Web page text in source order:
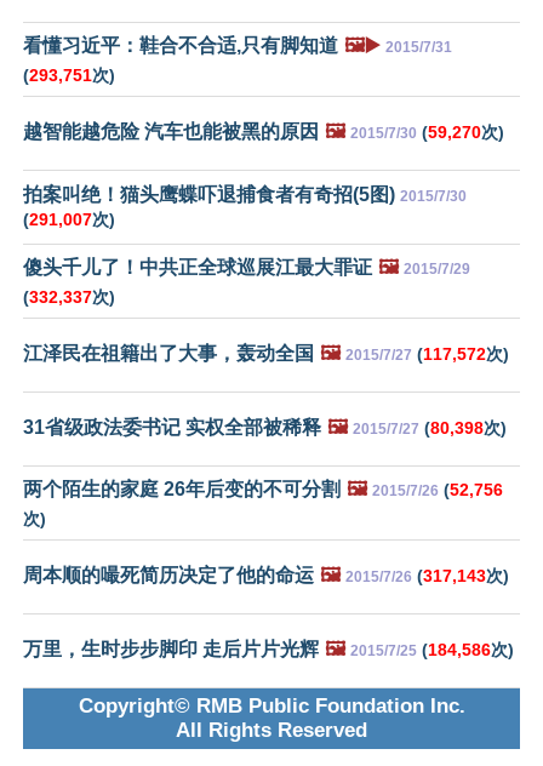
看懂习近平：鞋合不合适,只有脚知道 🖼️▶️ 2015/7/31
(293,751次)
越智能越危险 汽车也能被黑的原因 🖼️ 2015/7/30 (59,270次)
拍案叫绝！猫头鹰蝶吓退捕食者有奇招(5图) 2015/7/30
(291,007次)
傻头千儿了！中共正全球巡展江最大罪证 🖼️ 2015/7/29
(332,337次)
江泽民在祖籍出了大事，轰动全国 🖼️ 2015/7/27 (117,572次)
31省级政法委书记 实权全部被稀释 🖼️ 2015/7/27 (80,398次)
两个陌生的家庭 26年后变的不可分割 🖼️ 2015/7/26 (52,756
次)
周本顺的嘬死简历决定了他的命运 🖼️ 2015/7/26 (317,143次)
万里，生时步步脚印 走后片片光辉 🖼️ 2015/7/25 (184,586次)
Copyright© RMB Public Foundation Inc.
All Rights Reserved